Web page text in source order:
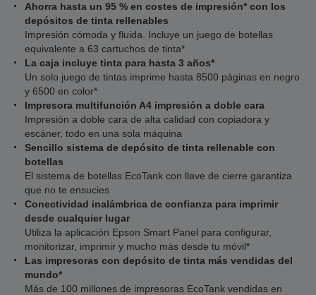
Ahorra hasta un 95 % en costes de impresión* con los
depósitos de tinta rellenables
Impresión cómoda y fluida. Incluye un juego de botellas
equivalente a 63 cartuchos de tinta*
La caja incluye tinta para hasta 3 años*
Un solo juego de tintas imprime hasta 8500 páginas en negro
y 6500 en color*
Impresora multifunción A4 impresión a doble cara
Impresión a doble cara de alta calidad con copiadora y
escáner, todo en una sola máquina
Sencillo sistema de depósito de tinta rellenable con
botellas
El sistema de botellas EcoTank con llave de cierre garantiza
que no te ensucies
Conectividad inalámbrica de confianza para imprimir
desde cualquier lugar
Utiliza la aplicación Epson Smart Panel para configurar,
monitorizar, imprimir y mucho más desde tu móvil*
Las impresoras con depósito de tinta más vendidas del
mundo*
Más de 100 millones de impresoras EcoTank vendidas en